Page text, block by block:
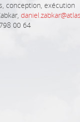
conception, exécution
00 64